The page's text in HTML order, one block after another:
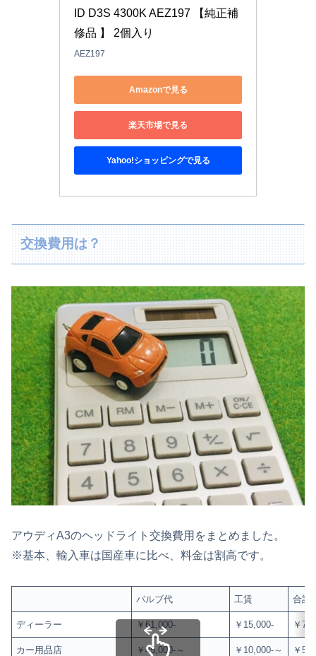
ID D3S 4300K AEZ197 【純正補
修品 】 2個入り
AEZ197
Amazonで見る
楽天市場で見る
Yahoo!ショッピングで見る
交換費用は？
アウディA3のヘッドライト交換費用をまとめました。
※基本、輸入車は国産車に比べ、料金は割高です。
バルブ代 工賃 合計
ディーラー ￥61,000- ￥15,000- ￥
カー用品店 ￥45,000-～ ￥10,000-～ ￥